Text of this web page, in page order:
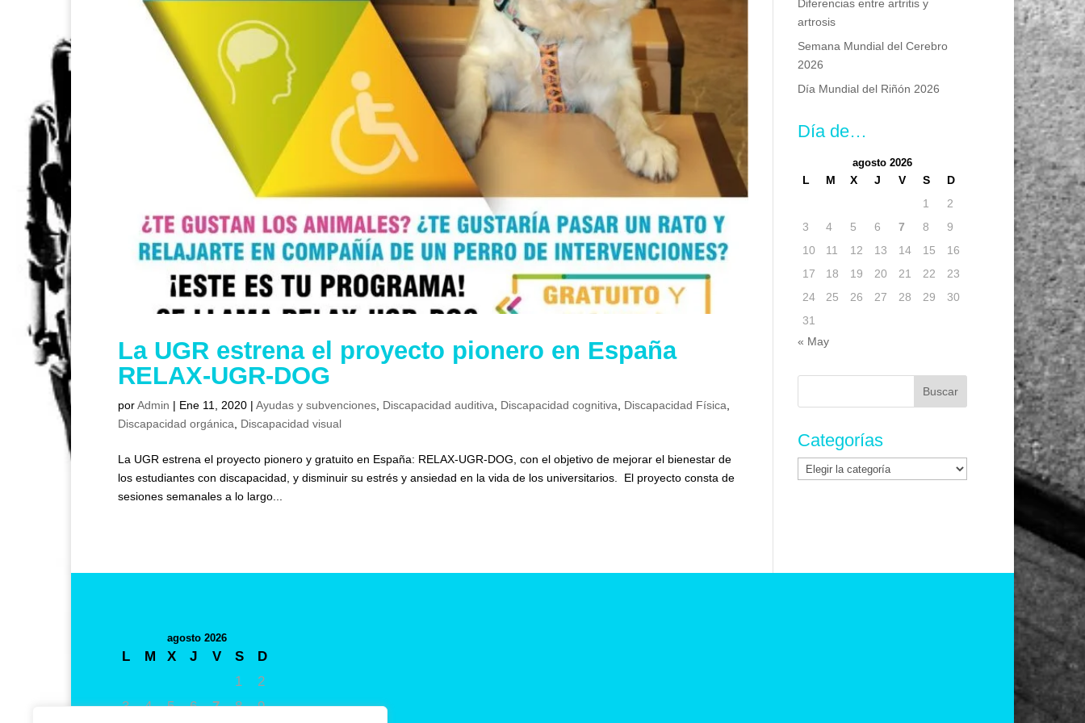
La UGR estrena el proyecto pionero en España
RELAX-UGR-DOG
porAdmin | Ene 11, 2020 |Ayudas y subvenciones Discapacidad auditiva Discapacidad cognitiva Discapacidad Física
Discapacidad orgánica
Discapacidad visual
La UGR estrena el proyecto pionero y gratuito en España: RELAX-UGR-DOG, con el objetivo de mejorar el bienestar de
los estudiantes con discapacidad, y disminuir su estrés y ansiedad en la vida de los universitarios. El proyecto consta de
sesiones semanales a lo largo...
Diferencias entre artritis y
artrosis
Semana Mundial del Cerebro
2026
Día Mundial del Riñón 2026
Día de…
agosto 2026
L M X J V S
D
1
2
3
4 5 6 7 8
9
10
11 12 13 14 15
16
17
18 19 20 21 22
23
24
25 26 27 28 29
30
31
« May
Buscar:
Categorías
Categorías
agosto 2026
L M X J V S
D
1
2
3
4 5 6 7 8 9